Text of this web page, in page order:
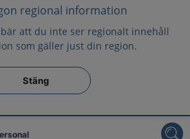
regional information
att du inte ser regionalt innehåll
som gäller just din region.
Stäng regionsväljaren
Stäng